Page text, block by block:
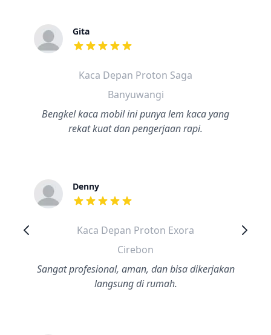
Gita
dari ulasan adalah bintang lima
Kaca Depan Proton Saga
Banyuwangi
Bengkel kaca mobil ini punya lem kaca yang
rekat kuat dan pengerjaan rapi.
Denny
dari ulasan adalah bintang lima
Kaca Depan Proton Exora
Cirebon
Sangat profesional, aman, dan bisa dikerjakan
langsung di rumah.